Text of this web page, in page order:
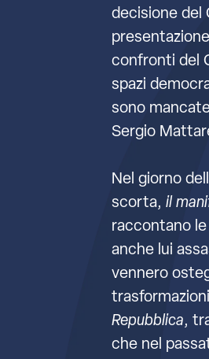
decisione del
confronti del
spazi
sono
Sergio
Nel giorno
scorta, il
raccontano le
anche lui
vennero
Repubblica,
che nel